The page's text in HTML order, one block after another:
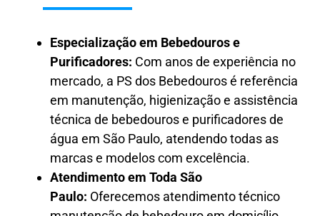
Especialização em Bebedouros e
Purificadores: Com anos de experiência no
mercado, a PS dos Bebedouros é referência
em manutenção, higienização e assistência
técnica de bebedouros e purificadores de
água em São Paulo, atendendo todas as
marcas e modelos com excelência.
Atendimento em Toda São
Paulo: Oferecemos atendimento técnico